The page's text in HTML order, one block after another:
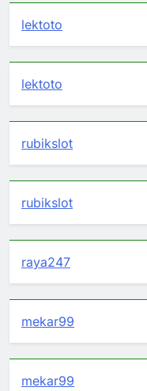
lektoto
lektoto
rubikslot
rubikslot
raya247
mekar99
mekar99